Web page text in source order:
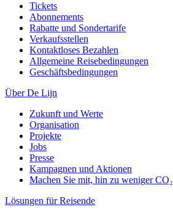
Tickets
Abonnements
Rabatte und Sondertarife
Verkaufsstellen
Kontaktloses Bezahlen
Allgemeine Reisebedingungen
Geschäftsbedingungen
Über De Lijn
Zukunft und Werte
Organisation
Projekte
Jobs
Presse
Kampagnen und Aktionen
Machen Sie mit, hin zu weniger CO₂
Lösungen für Reisende